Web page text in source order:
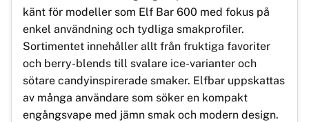
känt för modeller som Elf Bar 600 med fokus på
enkel användning och tydliga smakprofiler.
Sortimentet innehåller allt från fruktiga favoriter
och berry-blends till svalare ice-varianter och
sötare candyinspirerade smaker. Elfbar uppskattas
av många användare som söker en kompakt
engångsvape med jämn smak och modern design.